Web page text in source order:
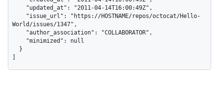
World/issues/1347",